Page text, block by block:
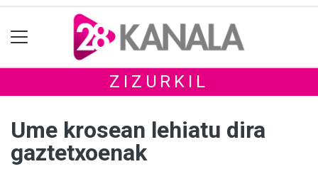
ZIZURKIL
Ume krosean lehiatu dira
gaztetxoenak